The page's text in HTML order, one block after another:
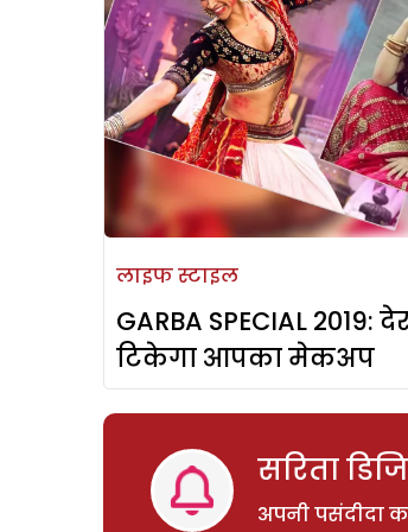
लाइफ स्टाइल
GARBA SPECIAL 2019:
टिकेगा आपका मेकअप
सरिता
अपनी पसंदीदा